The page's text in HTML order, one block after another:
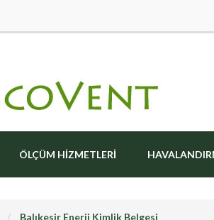
ÖLÇÜM HIZMETLERI
Balıkesir Enerji Kimlik Belgesi